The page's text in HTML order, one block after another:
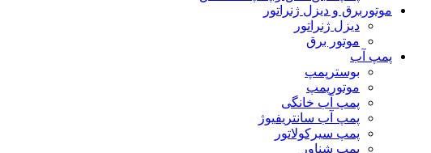
موتوربرق و دیزل ژنراتور
دیزل ژنراتور
موتور برق
پمپ آب
بوسترپمپ
موتورپمپ
پمپ آب خانگی
پمپ آب سانتریفیوژ
پمپ سیرکولاتور
پمپ شناور